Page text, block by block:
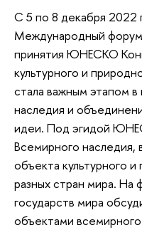
С 5 по 8 декабря 2022
Международный
принятия ЮНЕСКО
культурного и
стала важным этапом
наследия и
идеи. Под эгидой
Всемирного наследия,
объекта культурного
разных стран мира. На
государств мира
объектами всемирного